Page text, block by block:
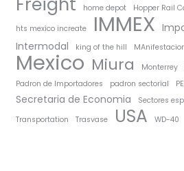
home depot Hopper Rail
hts mexico increate
IMMEX
Intermodal king of the hill
Mexico Miura Monterrey
Padron de Importadores padron sectorial
Secretaria de Economia
Sectores
Transportation
Trasvase USA WD-40